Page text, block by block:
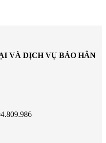
VÀ DỊCH VỤ BẢO HÂN